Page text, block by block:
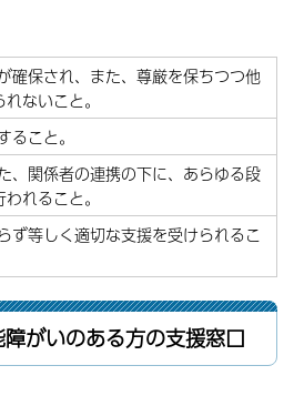
確保され、また、尊厳を保ちつつ他
ないこと。
こと。
、関係者の連携の下に、あらゆる段
れること。
ず等しく適切な支援を受けられるこ
がいのある方の支援窓口